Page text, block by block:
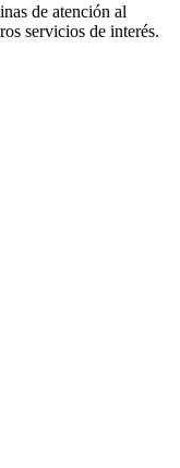
de atención al
servicios de interés.